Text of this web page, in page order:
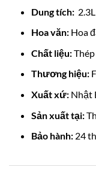
Dung tích: 2.3L
Hoa văn: Hoa
Chất liệu:
Thương hiệu:
Xuất xứ: Nhật
Sản xuất tại:
Bảo hành: 24